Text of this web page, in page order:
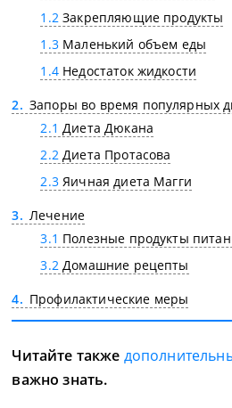
1.2Закрепляющие продукты
1.3Маленький объем еды
1.4Недостаток жидкости
2
Запоры во время популярных
2.1 Диета Дюкана
2.2Диета Протасова
2.3Яичная диета Магги
3
Лечение
3.1 Полезные продукты
3.2Домашние рецепты
4
Профилактические меры
Читайте также
важно знать.